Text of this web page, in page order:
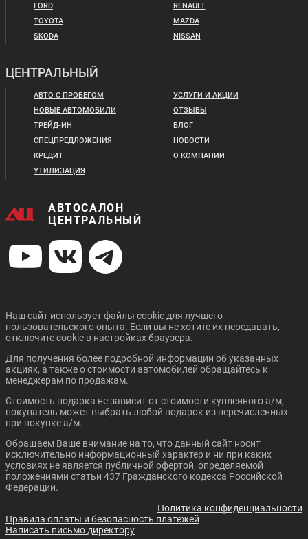
FORD
TOYOTA
SKODA
RENAULT
MAZDA
NISSAN
ЦЕНТРАЛЬНЫЙ
АВТО С ПРОБЕГОМ
НОВЫЕ АВТОМОБИЛИ
ТРЕЙД-ИН
СПЕЦПРЕДЛОЖЕНИЯ
КРЕДИТ
УТИЛИЗАЦИЯ
УСЛУГИ И АКЦИИ
ОТЗЫВЫ
БЛОГ
НОВОСТИ
О КОМПАНИИ
АВТОСАЛОН
ЦЕНТРАЛЬНЫЙ
Наш сайт использует файлы cookie для лучшего
пользовательского опыта. Если вы не хотите их передавать,
отключите cookie в настройках браузера.
Для получения более подробной информации об указанных
акциях, а также о стоимости автомобилей обращайтесь к
менеджерам по продажам.
Стоимость подарка не зависит от стоимости купленного а/м,
покупатель может выбрать любой подарок из перечисленных
при покупке а/м.
Обращаем Ваше внимание на то, что данный сайт носит
исключительно информационный характер и ни при каких
условиях не является публичной офертой, определяемой
положениями статьи 437 Гражданского кодекса Российской
Федерации.
Политика конфиденциальности
Правила оплаты и безопасность платежей
Написать письмо директору